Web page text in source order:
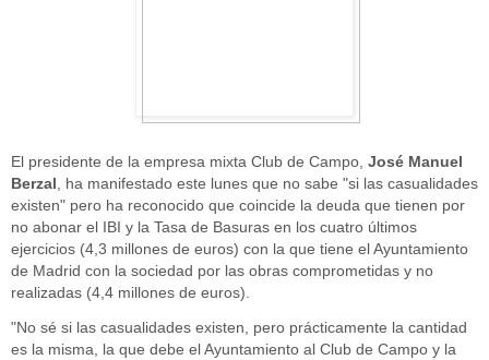
El presidente de la empresa mixta Club de Campo, José Manuel
Berzal , ha manifestado este lunes que no sabe "si las casualidades
existen" pero ha reconocido que coincide la deuda que tienen por
no abonar el IBI y la Tasa de Basuras en los cuatro últimos
ejercicios (4,3 millones de euros) con la que tiene el Ayuntamiento
de Madrid con la sociedad por las obras comprometidas y no
realizadas (4,4 millones de euros).
"No sé si las casualidades existen, pero prácticamente la cantidad
es la misma, la que debe el Ayuntamiento al Club de Campo y la